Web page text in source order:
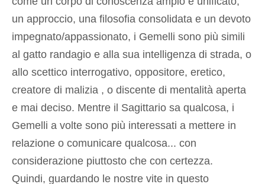
un approccio, una filosofia consolidata e un devoto
impegnato/appassionato, i Gemelli sono più simili
al gatto randagio e alla sua intelligenza di strada, o
allo scettico interrogativo, oppositore, eretico,
creatore di malizia , o discente di mentalità aperta
e mai deciso. Mentre il Sagittario sa qualcosa, i
Gemelli a volte sono più interessati a mettere in
relazione o comunicare qualcosa... con
considerazione piuttosto che con certezza.
Quindi, guardando le nostre vite in questo